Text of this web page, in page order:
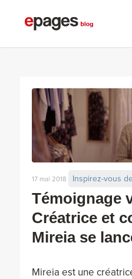
Témoignage
Créatrice et
Mireia se
17 mai 2018 Inspirez-vous
Mireia est une